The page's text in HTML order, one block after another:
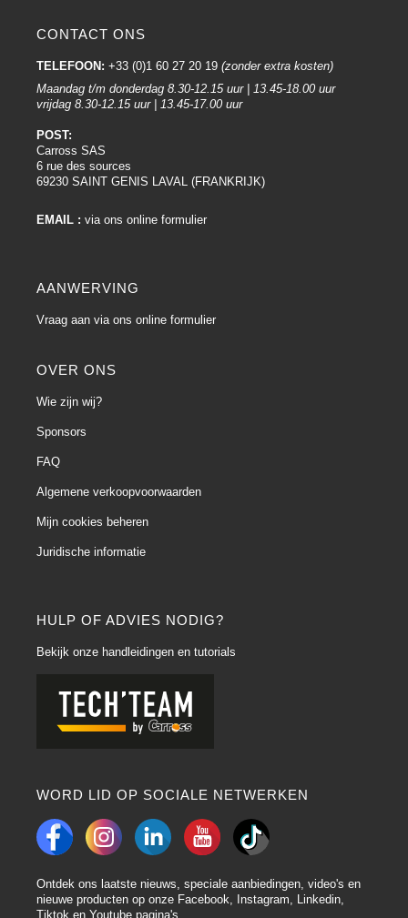
HULP OF ADVIES NODIG?
Bekijk onze handleidingen en tutorials
WORD LID OP SOCIALE NETWERKEN
Ontdek ons laatste nieuws, speciale aanbiedingen, video's en
nieuwe producten op onze Facebook, Instagram, Linkedin,
Tiktok en Youtube pagina's
CONTACT ONS
TELEFOON: +33 (0)1 60 27 20 19 (zonder extra kosten)
Maandag t/m donderdag 8.30-12.15 uur | 13.45-18.00 uur
vrijdag 8.30-12.15 uur | 13.45-17.00 uur
POST:
Carross SAS
6 rue des sources
69230 SAINT GENIS LAVAL (FRANKRIJK)
EMAIL : via ons online formulier
AANWERVING
Vraag aan via ons online formulier
OVER ONS
Wie zijn wij?
Sponsors
FAQ
Algemene verkoopvoorwaarden
Mijn cookies beheren
Juridische informatie